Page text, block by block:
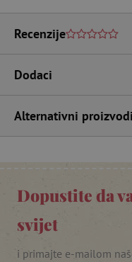
Recenzije
Dodaci
Alternativni proizvodi
Dopustite da
svijet
i primajte e-mailom